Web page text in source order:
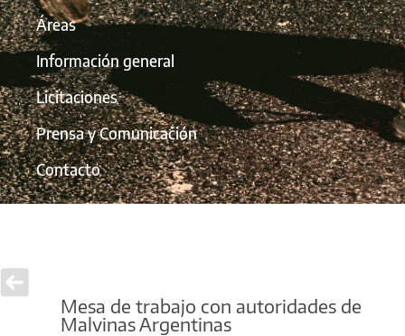
Áreas
Información general
Licitaciones
Prensa y Comunicación
Contacto
Mesa de trabajo con autoridades de
Malvinas Argentinas